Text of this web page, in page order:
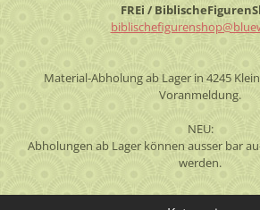
FREi /
biblischefigurenshop@blu
Material-Abholung ab Lager in 4245
Voranmeldung.
NEU:
Abholungen ab Lager können ausser bar
werden.